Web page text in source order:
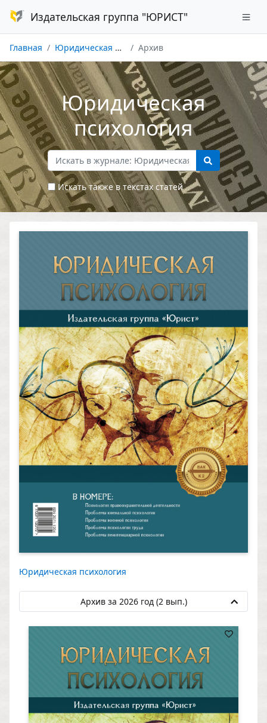
Издательская группа "ЮРИСТ"
Главная Юридическая психология Архив
Юридическая
психология
Искать также в текстах статей
Юридическая психология
Архив за 2026 год (2 вып.)